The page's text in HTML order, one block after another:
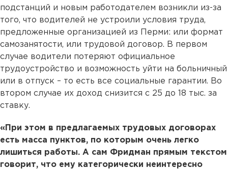
подстанций и новым работодателем возникли из-за
того, что водителей не устроили условия труда,
предложенные организацией из Перми: или формат
самозанятости, или трудовой договор. В первом
случае водители потеряют официальное
трудоустройство и возможность уйти на больничный
или в отпуск – то есть все социальные гарантии. Во
втором случае их доход снизится с 25 до 18 тыс. за
ставку.
«При этом в предлагаемых трудовых договорах
есть масса пунктов, по которым очень легко
лишиться работы. А сам Фридман прямым текстом
говорит, что ему категорически неинтересно